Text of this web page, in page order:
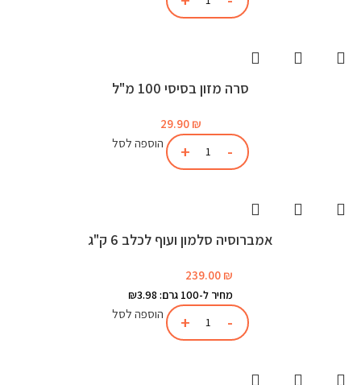
סרה מזון בסיסי 100 מ"ל
29.90 ₪
הוספה לסל
אמברוסיה סלמון ועוף לכלב 6 ק"ג
239.00 ₪
מחיר ל-100 גרם: ₪3.98
הוספה לסל